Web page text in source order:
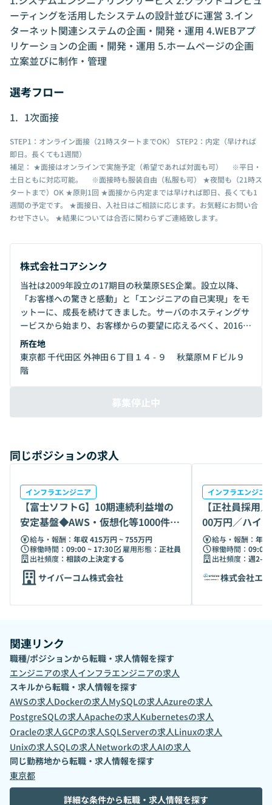
ーティングを活用したシステムの設計並びに運営 3.イン
ターネット関連システムの企画・開発・運用 4.WEBアプ
リケーションの企画・開発・運用 5.ホームページの企画
立案並びに制作・管理
選考フロー
1次面接
STEP1：オンライン面接（21時スタートまでOK） STEP2：内定（早ければ
即日。長くても1週間）
補足： ★面接はオンラインで実施予定（希望であれば対面も可） ※平日・
土日ともに対応可能。 ※面接時も服装自由（私服も可） ★夜間も（21時ス
タートまで）OK ★原則1回 ★面接から内定までは早ければ即日、長くても1
週間の予定です。 ★面接日、入社日はご相談に応じます。お気軽にお問い合
わせ下さい。 ★結果については合否に関わらずご連絡致します。
株式会社コアシンク
当社は2009年設立の17期目の秋葉原SES企業。設立以降、
「お客様への驚きと感動」と「エンジニアの自己実現」をモ
ットーに、成長を続けてきました。サーバのホスティングサ
ービスから始まり、お客様からの要望に応えるべく、2016年
よりSES事業を本格的に始動。技術畑の代表をはじめ、上場
企業でのバックオフィス経験豊富な取締役、業界経験が豊富
でエンジニアファーストな営業がエンジニアひとりひとりの
自己実現を果たせるよう徹底サポート。エンジニアと共に世
所在地
東京都 千代田区 外神田６丁目１４ - ９ 秋葉原ＭＦビル９
階
募集停止中
同じポジションの求人
インフラエンジニア
【富士ソフトG】10期連続利益増の
安定基盤◆AWS・仮想化等1000件か
ら選択
給与・報酬： 年収 415万円 ~ 755万円
稼働時間： 09:00 ~ 17:30 雇用形態： 正社員
出社頻度： 相談の上決定する
サイバーコム株式会社
インフラエンジニ
【正社員採用
00万円／ハイ
ウドPJ推進
給与・報酬： 年
稼働時間： 09:00
出社頻度： 週2-3
株式会社エ
関連リンク
職種/ポジションから転職・求人情報を探す
エンジニアの求人インフラエンジニアの求人
スキルから転職・求人情報を探す
AWSの求人Dockerの求人MySQLの求人Azureの求人
PostgreSQLの求人Apacheの求人Kubernetesの求人
Oracleの求人GCPの求人SQLServerの求人Linuxの求人
Unixの求人SQLの求人Networkの求人AIの求人
同じ勤務地から転職・求人情報を探す
東京都
詳細な条件から転職・求人情報を探す